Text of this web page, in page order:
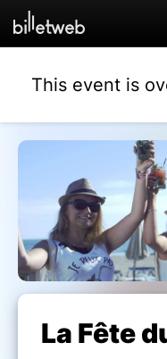
This event is
La Fête